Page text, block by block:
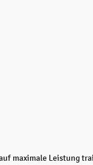
maximale Leistung